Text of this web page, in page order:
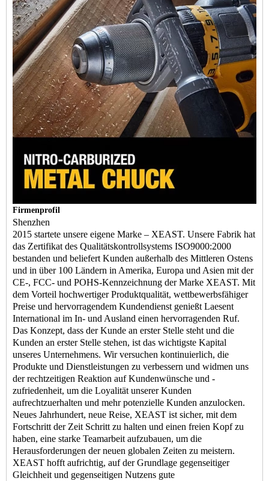
Firmenprofil
Shenzhen
2015 startete unsere eigene Marke – XEAST. Unsere Fabrik hat
das Zertifikat des Qualitätskontrollsystems ISO9000:2000
bestanden und beliefert Kunden außerhalb des Mittleren Ostens
und in über 100 Ländern in Amerika, Europa und Asien mit der
CE-, FCC- und POHS-Kennzeichnung der Marke XEAST. Mit
dem Vorteil hochwertiger Produktqualität, wettbewerbsfähiger
Preise und hervorragendem Kundendienst genießt Laesent
International im In- und Ausland einen hervorragenden Ruf.
Das Konzept, dass der Kunde an erster Stelle steht und die
Kunden an erster Stelle stehen, ist das wichtigste Kapital
unseres Unternehmens. Wir versuchen kontinuierlich, die
Produkte und Dienstleistungen zu verbessern und widmen uns
der rechtzeitigen Reaktion auf Kundenwünsche und -
zufriedenheit, um die Loyalität unserer Kunden
aufrechtzuerhalten und mehr potenzielle Kunden anzulocken.
Neues Jahrhundert, neue Reise, XEAST ist sicher, mit dem
Fortschritt der Zeit Schritt zu halten und einen freien Kopf zu
haben, eine starke Teamarbeit aufzubauen, um die
Herausforderungen der neuen globalen Zeiten zu meistern.
XEAST hofft aufrichtig, auf der Grundlage gegenseitiger
Gleichheit und gegenseitigen Nutzens gute